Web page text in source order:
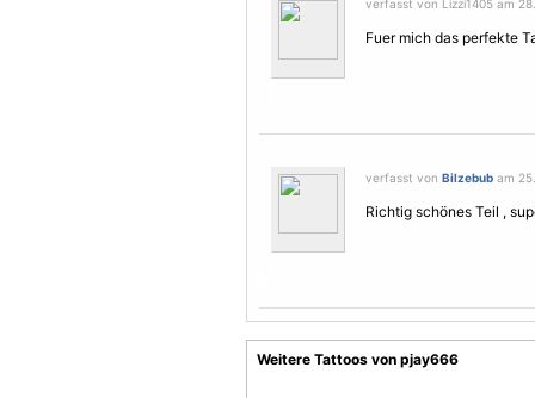
verfasst von Lizzi1405 am
Fuer mich das perfekte
verfasst von Bilzebub am
Richtig schönes Teil ,
Weitere Tattoos von pjay666